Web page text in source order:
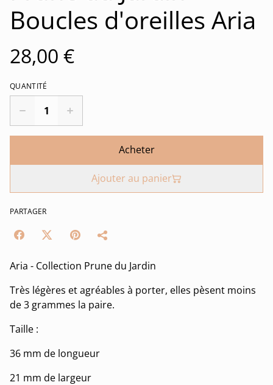
Boucles d'oreilles Aria
28,00 €
QUANTITÉ
Acheter
Ajouter au panier
PARTAGER
Aria - Collection Prune du Jardin
Très légères et agréables à porter, elles pèsent moins
de 3 grammes la paire.
Taille :
36 mm de longueur
21 mm de largeur